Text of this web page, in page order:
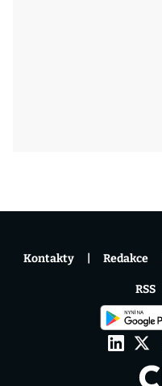
Kontakty Redakce
RSS